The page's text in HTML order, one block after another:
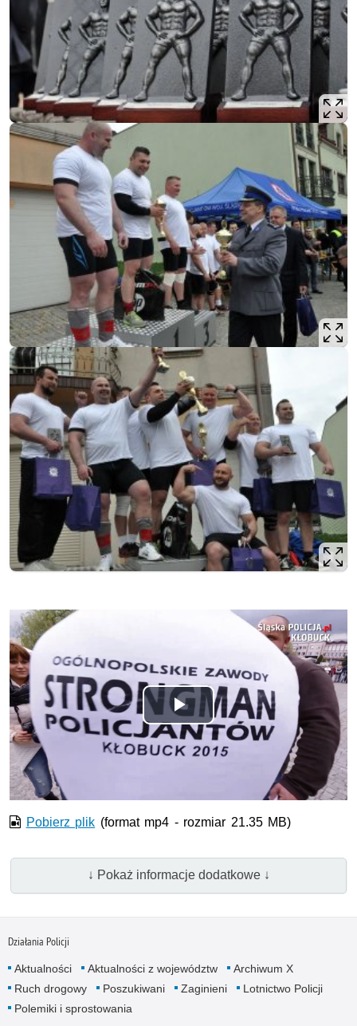
Odtwórz
wideo
Pobierz plik (format mp4 - rozmiar 21.35 MB)
↓ Pokaż informacje dodatkowe ↓
Działania Policji
Aktualności Aktualności z województw
Archiwum X
Ruch drogowy
Poszukiwani Zaginieni
Lotnictwo Policji
Polemiki i sprostowania